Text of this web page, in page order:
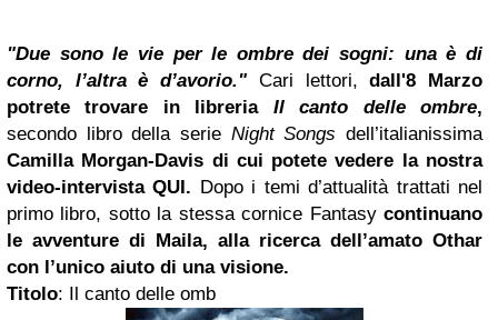
"Due sono le vie per le ombre dei sogni: una è di
corno, l’altra è d’avorio." Cari lettori,dall'8 Marzo
potrete trovare in libreria Il canto delle ombre,
secondo libro della serie Night Songs dell’italianissima
Camilla Morgan-Davis di cui potete vedere la nostra
video-intervista QUI. Dopo i temi d’attualità trattati nel
primo libro, sotto la stessa cornice Fantasy continuano
le avventure di Maila, alla ricerca dell’amato Othar
con l’unico aiuto di una visione.
Titolo: Il canto delle omb